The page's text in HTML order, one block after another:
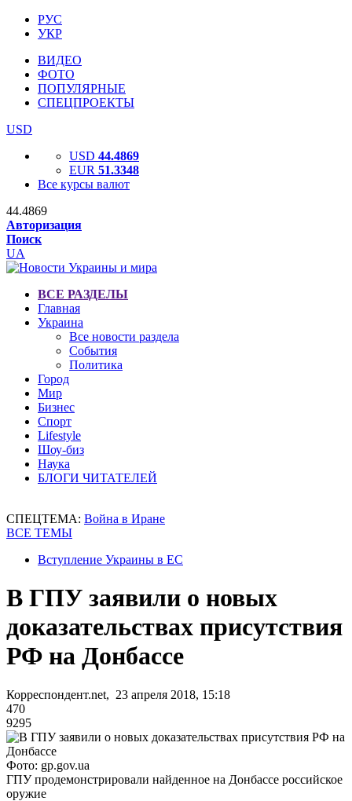
РУС
УКР
ВИДЕО
ФОТО
ПОПУЛЯРНЫЕ
СПЕЦПРОЕКТЫ
USD
USD 44.4869
EUR 51.3348
Все курсы валют
44.4869
Авторизация
Поиск
UA
ВСЕ РАЗДЕЛЫ
Главная
Украина
Все новости раздела
События
Политика
Город
Мир
Бизнес
Спорт
Lifestyle
Шоу-биз
Наука
БЛОГИ ЧИТАТЕЛЕЙ
СПЕЦТЕМА: Война в Иране
ВСЕ ТЕМЫ
Вступление Украины в ЕС
В ГПУ заявили о новых
доказательствах присутствия
РФ на Донбассе
Корреспондент.net, 23 апреля 2018, 15:18
470
9295
Фото: gp.gov.ua
ГПУ продемонстрировали найденное на Донбассе российское
оружие